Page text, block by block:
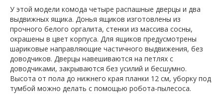
У этой модели комода четыре распашные дверцы и два
выдвижных ящика. Донья ящиков изготовлены из
прочного белого оргалита, стенки из массива сосны,
окрашены в цвет корпуса. Для ящиков предусмотрены
шариковые направляющие частичного выдвижения, без
доводчиков. Дверцы навешиваются на петлях с
доводчиками, закрываются без усилий и бесшумно.
Высота от пола до нижнего края планки 12 см, уборку под
тумбой можно делать с помощью робота-пылесоса.